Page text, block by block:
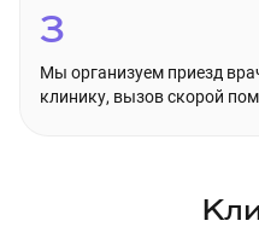
3
Мы организуем приезд
клинику, вызов скорой